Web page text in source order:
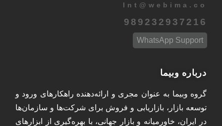
Int @ webima.co
989232937216
WhatsApp Support
درباره وبیما
گروه وبیما به عنوان مجری و ارائه‌دهنده راهکارهای ورود و
توسعه بازار، بازاریابی و فروش برای شرکت‌ها و سازمان‌ها
در ایران، خاورمیانه و بازار جهانی، با بهره‌گیری از ابزارهای